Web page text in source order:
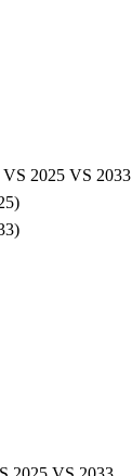
2025 VS 2033